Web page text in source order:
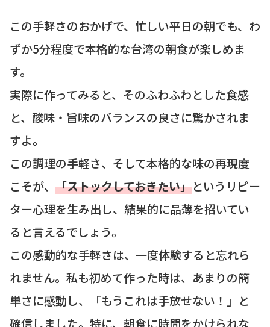
この手軽さのおかげで、忙しい平日の朝でも、わ
ずか5分程度で本格的な台湾の朝食が楽しめま
す。
実際に作ってみると、そのふわふわとした食感
と、酸味・旨味のバランスの良さに驚かされま
すよ。
この調理の手軽さ、そして本格的な味の再現度
こそが、 「ストックしておきたい」というリピー
ター心理を生み出し、結果的に品薄を招いてい
ると言えるでしょう。
この感動的な手軽さは、一度体験すると忘れら
れません。私も初めて作った時は、あまりの簡
単さに感動し、「もうこれは手放せない！」と
確信しました。特に、朝食に時間をかけられな